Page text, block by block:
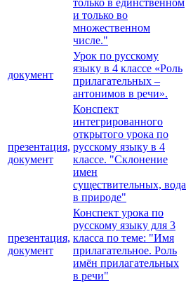
только в единственном
и только во
множественном
числе."
документ
Урок по русскому
языку в 4 классе «Роль
прилагательных –
антонимов в речи».
презентация,
документ
Конспект
интегрированного
открытого урока по
русскому языку в 4
классе. "Склонение
имен
существительных, вода
в природе"
презентация,
документ
Конспект урока по
русскому языку для 3
класса по теме: "Имя
прилагательное. Роль
имён прилагательных
в речи"